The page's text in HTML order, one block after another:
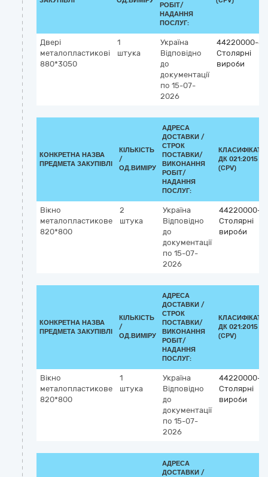
РОБІТ/
НАДАННЯ
ПОСЛУГ:
Двері
металопластикові
880*3050
1
штука
Україна
Відповідно
до
документації
по 15-07-
2026
44220000-8
Столярні
вироби
КОНКРЕТНА НАЗВА
ПРЕДМЕТА ЗАКУПІВЛІ
КІЛЬКІСТЬ
/
ОД.ВИМІРУ
АДРЕСА
ДОСТАВКИ /
СТРОК
ПОСТАВКИ/
ВИКОНАННЯ
РОБІТ/
НАДАННЯ
ПОСЛУГ:
ДК 021:2015
(CPV)
Вікно
металопластикове
820*800
2
штука
Україна
Відповідно
до
документації
по 15-07-
2026
44220000-8
Столярні
вироби
КОНКРЕТНА НАЗВА
ПРЕДМЕТА ЗАКУПІВЛІ
КІЛЬКІСТЬ
/
ОД.ВИМІРУ
АДРЕСА
ДОСТАВКИ /
СТРОК
ПОСТАВКИ/
ВИКОНАННЯ
РОБІТ/
НАДАННЯ
ПОСЛУГ:
ДК 021:2015
(CPV)
Вікно
металопластикове
820*800
1
штука
Україна
Відповідно
до
документації
по 15-07-
2026
44220000-8
Столярні
вироби
АДРЕСА
ДОСТАВКИ /